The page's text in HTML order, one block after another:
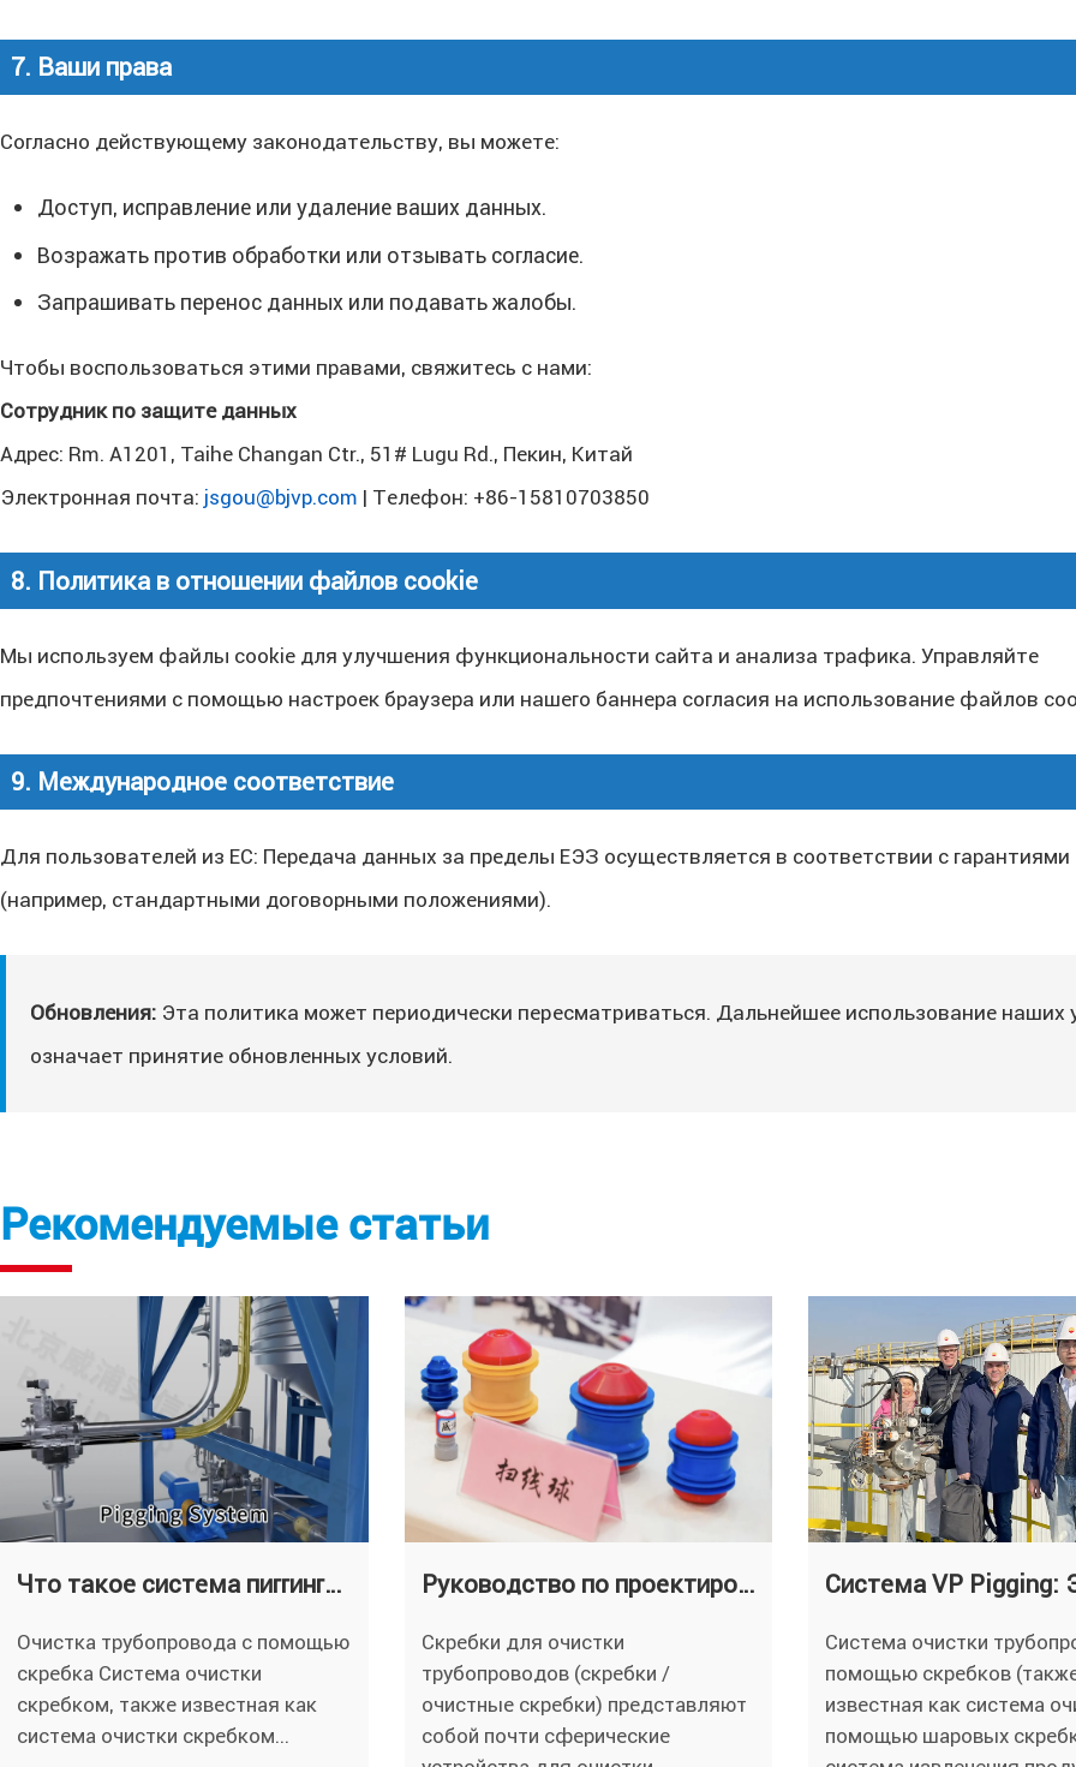
7. Ваши права
Согласно действующему законодательству, вы можете:
Доступ, исправление или удаление ваших данных.
Возражать против обработки или отзывать согласие.
Запрашивать перенос данных или подавать жалобы.
Чтобы воспользоваться этими правами, свяжитесь с нами:
Сотрудник по защите данных
Адрес: Rm. A1201, Taihe Changan Ctr., 51# Lugu Rd., Пекин, Китай
Электронная почта: jsgou@bjvp.com | Телефон: +86-15810703850
8. Политика в отношении файлов cookie
Мы используем файлы cookie для улучшения функциональности сайта и анализа трафика. Управляйте
предпочтениями с помощью настроек браузера или нашего баннера согласия на использование файлов
9. Международное соответствие
Для пользователей из ЕС: Передача данных за пределы ЕЭЗ осуществляется в соответствии с гарантиями
(например, стандартными договорными положениями).
Обновления: Эта политика может периодически пересматриваться. Дальнейшее использование наших
означает принятие обновленных условий.
Рекомендуемые статьи
Что такое система пиггинга: Применение и преимущества
Очистка трубопровода с помощью
скребка Система очистки
скребком, также известная как
система очистки скребком...
Руководство по проектированию и выбору скребков для очистки трубопроводов: материалы, приводные системы и области применения
Скребки для очистки
трубопроводов (скребки /
очистные скребки) представляют
собой почти сферические
Система очистки
помощью скребков
известная как система
помощью шаровых